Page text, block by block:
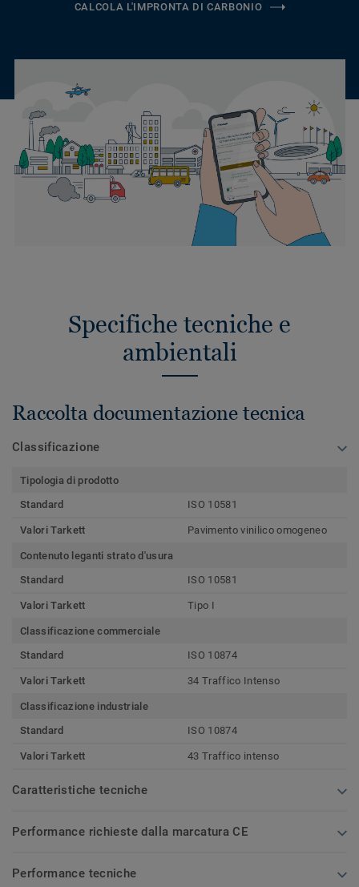
CALCOLA L'IMPRONTA DI CARBONIO
Specifiche tecniche e
ambientali
Raccolta documentazione tecnica
Classificazione
Tipologia di prodotto
Standard
ISO 10581
Valori Tarkett Pavimento vinilico omogeneo
Contenuto leganti strato d'usura
Standard
ISO 10581
Valori Tarkett Tipo I
Classificazione commerciale
Standard
ISO 10874
Valori Tarkett 34 Traffico Intenso
Classificazione industriale
Standard
ISO 10874
Valori Tarkett 43 Traffico intenso
Caratteristiche tecniche
Performance richieste dalla marcatura CE
Performance tecniche